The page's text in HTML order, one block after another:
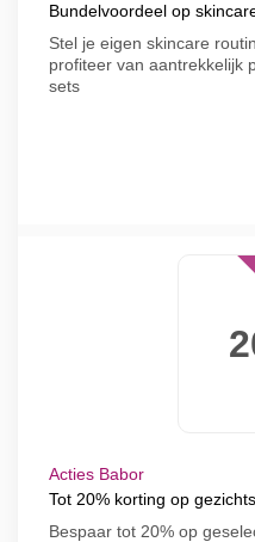
Bundelvoordeel op
Stel je eigen skincare
profiteer van aantrekkelijk
sets
Acties Babor
Tot 20% korting op
Bespaar tot 20% op